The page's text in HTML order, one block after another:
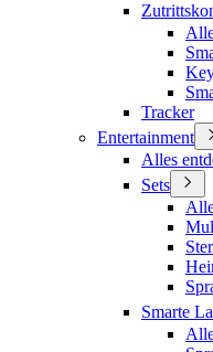
Tracker
Entertainment
Alles
Sets
Smarte